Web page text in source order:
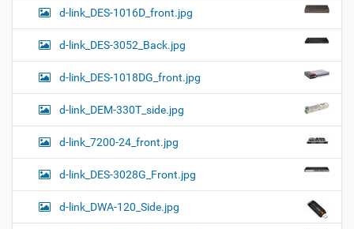
d-link_DES-1016D_front.jpg
d-link_DES-3052_Back.jpg
d-link_DES-1018DG_front.jpg
d-link_DEM-330T_side.jpg
d-link_7200-24_front.jpg
d-link_DES-3028G_Front.jpg
d-link_DWA-120_Side.jpg